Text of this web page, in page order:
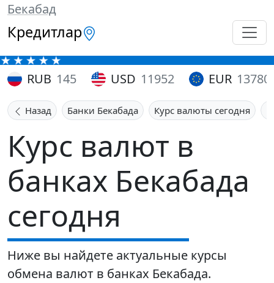
Бекабад
Кредитлар
RUB 145 USD 11952 EUR 13780
Назад Банки Бекабада Курс валюты сегодня
Курс валют в
банках Бекабада
сегодня
Ниже вы найдете актуальные курсы
обмена валют в банках Бекабада.